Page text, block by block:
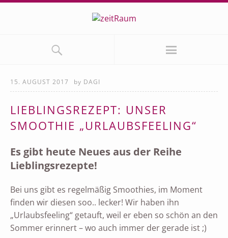
15. AUGUST 2017 by DAGI
LIEBLINGSREZEPT: UNSER
SMOOTHIE „URLAUBSFEELING“
Es gibt heute Neues aus der Reihe
Lieblingsrezepte!
Bei uns gibt es regelmäßig Smoothies, im Moment
finden wir diesen soo.. lecker! Wir haben ihn
„Urlaubsfeeling“ getauft, weil er eben so schön an den
Sommer erinnert – wo auch immer der gerade ist ;)